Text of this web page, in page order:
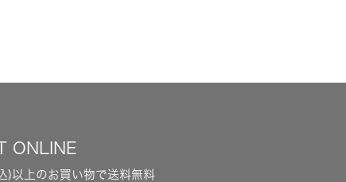
ONLINE
)以上のお買い物で送料無料